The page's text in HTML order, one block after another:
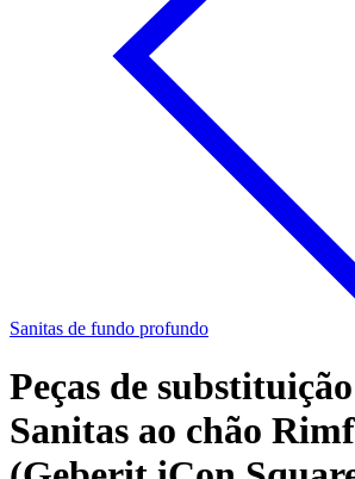
Sanitas de fundo profundo
Peças de
Sanitas ao chão